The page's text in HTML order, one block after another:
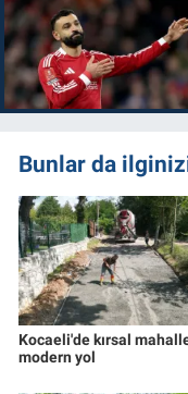
Bunlar da
Kocaeli'de kırsal
modern yol